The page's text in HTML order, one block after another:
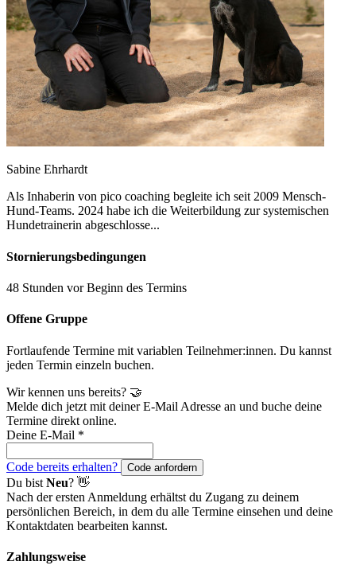
Sabine Ehrhardt
Als Inhaberin von pico coaching begleite ich seit 2009 Mensch-
Hund-Teams. 2024 habe ich die Weiterbildung zur systemischen
Hundetrainerin abgeschlosse...
Stornierungsbedingungen
48 Stunden vor Beginn des Termins
Offene Gruppe
Fortlaufende Termine mit variablen Teilnehmer:innen. Du kannst
jeden Termin einzeln buchen.
Wir kennen uns bereits? 🤝
Melde dich jetzt mit deiner E-Mail Adresse an und buche deine
Termine direkt online.
Deine E-Mail *
Code bereits erhalten? Code anfordern
Du bist Neu? 👋
Nach der ersten Anmeldung erhältst du Zugang zu deinem
persönlichen Bereich, in dem du alle Termine einsehen und deine
Kontaktdaten bearbeiten kannst.
Zahlungsweise